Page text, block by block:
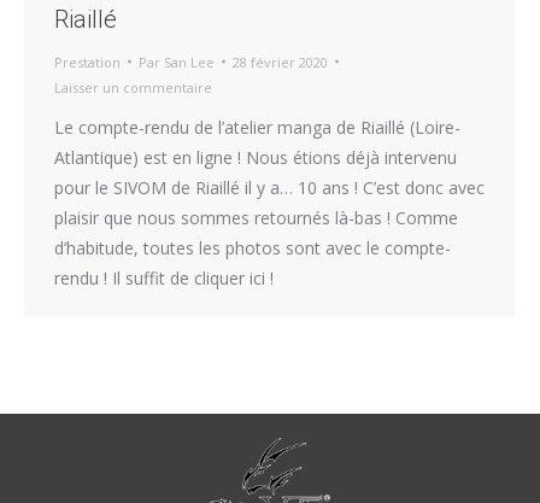
Riaillé
Prestation Par San Lee
28 février 2020
Laisser un commentaire
Le compte-rendu de l’atelier manga de Riaillé (Loire-
Atlantique) est en ligne ! Nous étions déjà intervenu
pour le SIVOM de Riaillé il y a… 10 ans ! C’est donc avec
plaisir que nous sommes retournés là-bas ! Comme
d’habitude, toutes les photos sont avec le compte-
rendu ! Il suffit de cliquer ici !